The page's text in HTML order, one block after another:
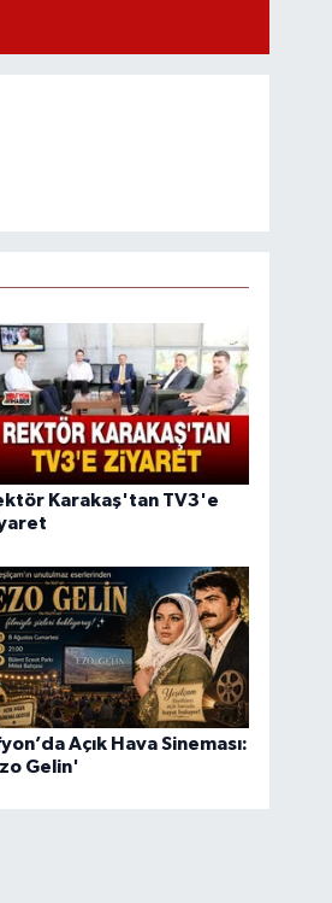
Karakaş'tan TV3'e
Açık Hava Sineması:
Gelin'